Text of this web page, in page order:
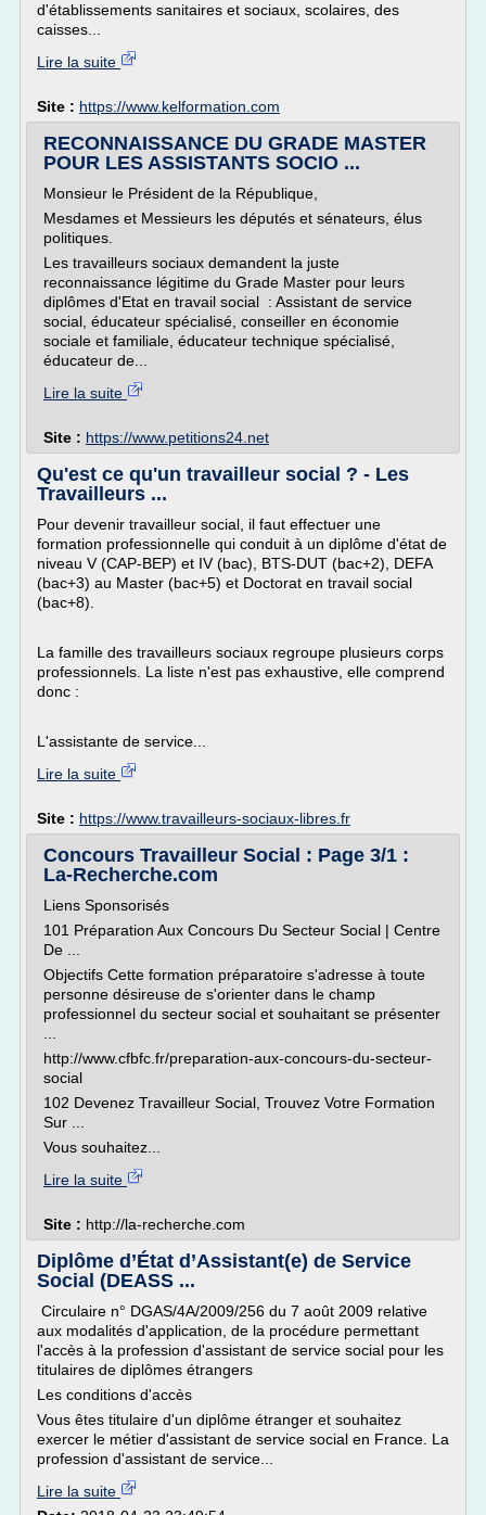
d'établissements sanitaires et sociaux, scolaires, des
caisses...
Lire la suite
Site : https://www.kelformation.com
RECONNAISSANCE DU GRADE MASTER
POUR LES ASSISTANTS SOCIO ...
Monsieur le Président de la République,
Mesdames et Messieurs les députés et sénateurs, élus
politiques.
Les travailleurs sociaux demandent la juste
reconnaissance légitime du Grade Master pour leurs
diplômes d'Etat en travail social : Assistant de service
social, éducateur spécialisé, conseiller en économie
sociale et familiale, éducateur technique spécialisé,
éducateur de...
Lire la suite
Site : https://www.petitions24.net
Qu'est ce qu'un travailleur social ? - Les
Travailleurs ...
Pour devenir travailleur social, il faut effectuer une
formation professionnelle qui conduit à un diplôme d'état de
niveau V (CAP-BEP) et IV (bac), BTS-DUT (bac+2), DEFA
(bac+3) au Master (bac+5) et Doctorat en travail social
(bac+8).
La famille des travailleurs sociaux regroupe plusieurs corps
professionnels. La liste n'est pas exhaustive, elle comprend
donc :
L'assistante de service...
Lire la suite
Site : https://www.travailleurs-sociaux-libres.fr
Concours Travailleur Social : Page 3/1 :
La-Recherche.com
Liens Sponsorisés
101 Préparation Aux Concours Du Secteur Social | Centre
De ...
Objectifs Cette formation préparatoire s'adresse à toute
personne désireuse de s'orienter dans le champ
professionnel du secteur social et souhaitant se présenter
http://www.cfbfc.fr/preparation-aux-concours-du-secteur-
social
102 Devenez Travailleur Social, Trouvez Votre Formation
Sur ...
Vous souhaitez...
Lire la suite
Site : http://la-recherche.com
Diplôme d’État d’Assistant(e) de Service
Social (DEASS ...
Circulaire n° DGAS/4A/2009/256 du 7 août 2009 relative
aux modalités d'application, de la procédure permettant
l'accès à la profession d'assistant de service social pour les
titulaires de diplômes étrangers
Les conditions d'accès
Vous êtes titulaire d'un diplôme étranger et souhaitez
exercer le métier d'assistant de service social en France. La
profession d'assistant de service...
Lire la suite